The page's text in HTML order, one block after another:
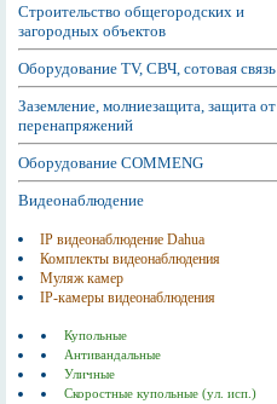
Строительство общегородских и
загородных объектов
Оборудование TV, СВЧ, сотовая связь
Заземление, молниезащита, защита от
перенапряжений
Оборудование COMMENG
Видеонаблюдение
IP видеонаблюдение Dahua
Комплекты видеонаблюдения
Муляж камер
IP-камеры видеонаблюдения
Купольные
Антивандальные
Уличные
Скоростные купольные (ул. исп.)